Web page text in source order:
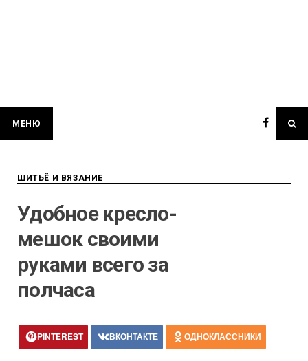
МЕНЮ
ШИТЬЁ И ВЯЗАНИЕ
Удобное кресло-
мешок своими
руками всего за
полчаса
PINTEREST ВКОНТАКТЕ ОДНОКЛАССНИКИ